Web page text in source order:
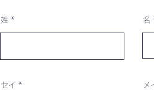
姓 名
セイ メ